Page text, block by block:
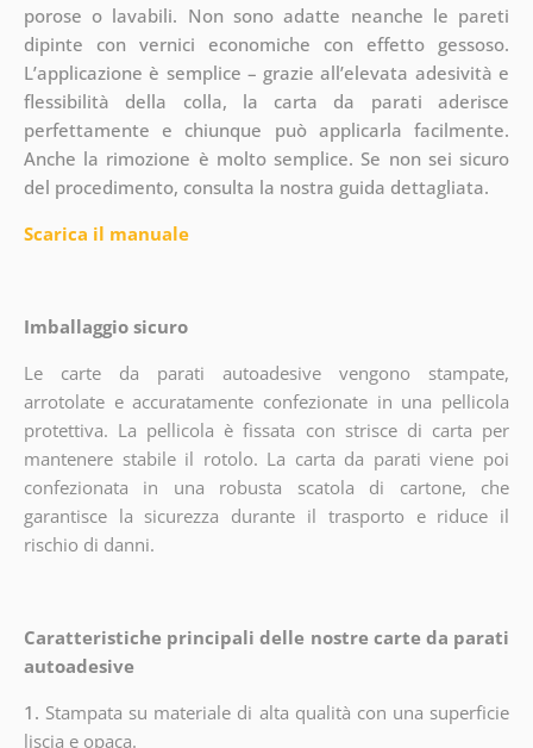
porose o lavabili. Non sono adatte neanche le pareti
dipinte con vernici economiche con effetto gessoso.
L’applicazione è semplice – grazie all’elevata adesività e
flessibilità della colla, la carta da parati aderisce
perfettamente e chiunque può applicarla facilmente.
Anche la rimozione è molto semplice. Se non sei sicuro
del procedimento, consulta la nostra guida dettagliata.
Scarica il manuale
Imballaggio sicuro
Le carte da parati autoadesive vengono stampate,
arrotolate e accuratamente confezionate in una pellicola
protettiva. La pellicola è fissata con strisce di carta per
mantenere stabile il rotolo. La carta da parati viene poi
confezionata in una robusta scatola di cartone, che
garantisce la sicurezza durante il trasporto e riduce il
rischio di danni.
Caratteristiche principali delle nostre carte da parati
autoadesive
1. Stampata su materiale di alta qualità con una superficie
liscia e opaca.